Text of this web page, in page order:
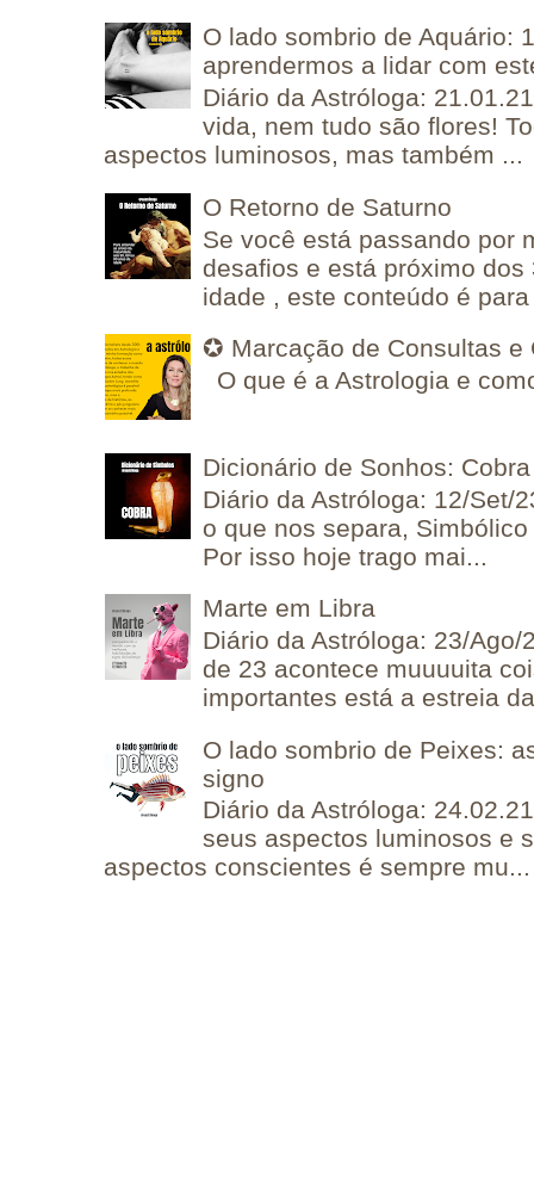
O lado sombrio de Aquário:
aprendermos a lidar com
Diário da Astróloga:
vida, nem tudo são flores!
aspectos luminosos, mas também ...
O Retorno de Saturno
Se você está passando por
desafios e está próximo
idade , este conteúdo é
✪ Marcação de Consultas e
O que é a Astrologia e
Dicionário de Sonhos: Cobra
Diário da Astróloga: 12/Set/
o que nos separa,
Por isso hoje trago mai...
Marte em Libra
Diário da Astróloga: 23/
de 23 acontece muuuuita
importantes está a estreia
O lado sombrio de Peixes:
signo
Diário da Astróloga:
seus aspectos luminosos e
aspectos conscientes é sempre mu...